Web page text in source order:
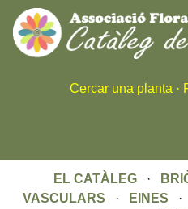
to
Cercar una planta ·
EL CATÀLEG·
VASCULARS · EINES ·